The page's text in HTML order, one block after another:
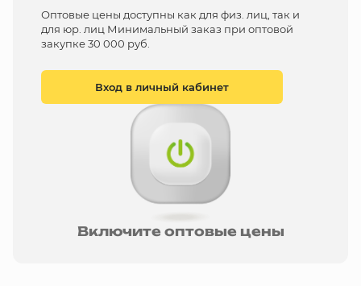
Оптовые цены доступны как для физ. лиц, так и
для юр. лиц Минимальный заказ при оптовой
закупке 30 000 руб.
Вход в личный кабинет
Включите оптовые цены